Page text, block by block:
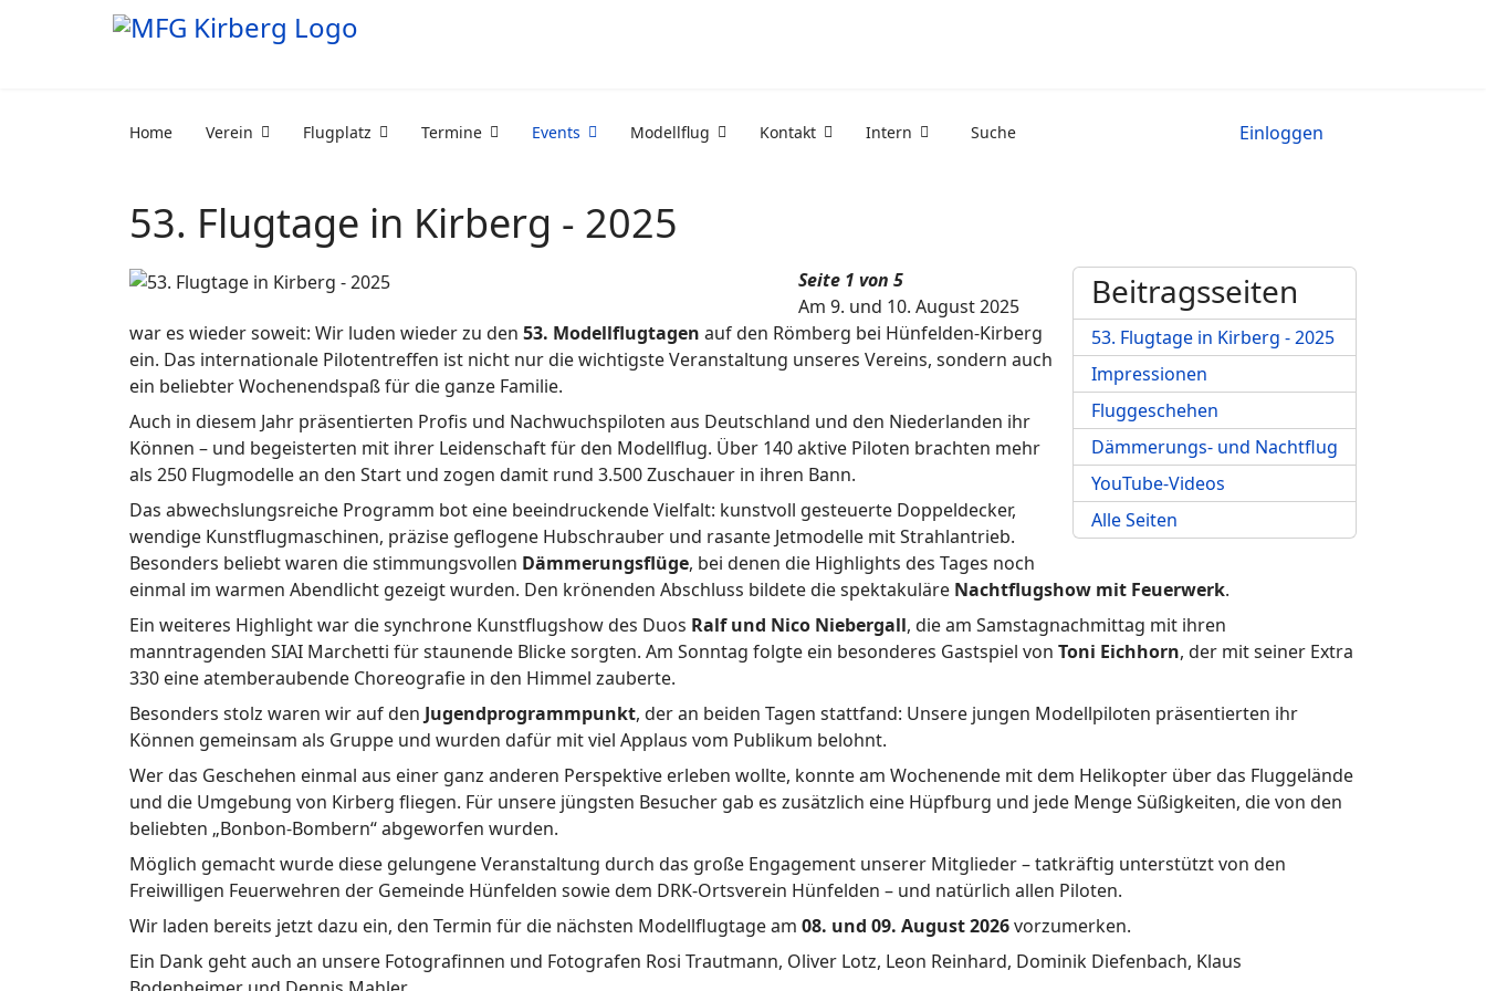
Home Verein Flugplatz Termine Events Modellflug Kontakt Intern Suche Einloggen
53. Flugtage in Kirberg - 2025
Beitragsseiten
53. Flugtage in Kirberg - 2025
Impressionen
Fluggeschehen
Dämmerungs- und Nachtflug
YouTube-Videos
Alle Seiten
Seite 1 von 5
Am 9. und 10. August 2025
war es wieder soweit: Wir luden wieder zu den 53. Modellflugtagen auf den Römberg bei Hünfelden-Kirberg
ein. Das internationale Pilotentreffen ist nicht nur die wichtigste Veranstaltung unseres Vereins, sondern auch
ein beliebter Wochenendspaß für die ganze Familie.
Auch in diesem Jahr präsentierten Profis und Nachwuchspiloten aus Deutschland und den Niederlanden ihr
Können – und begeisterten mit ihrer Leidenschaft für den Modellflug. Über 140 aktive Piloten brachten mehr
als 250 Flugmodelle an den Start und zogen damit rund 3.500 Zuschauer in ihren Bann.
Das abwechslungsreiche Programm bot eine beeindruckende Vielfalt: kunstvoll gesteuerte Doppeldecker,
wendige Kunstflugmaschinen, präzise geflogene Hubschrauber und rasante Jetmodelle mit Strahlantrieb.
Besonders beliebt waren die stimmungsvollen Dämmerungsflüge, bei denen die Highlights des Tages noch
einmal im warmen Abendlicht gezeigt wurden. Den krönenden Abschluss bildete die spektakuläre Nachtflugshow mit Feuerwerk.
Ein weiteres Highlight war die synchrone Kunstflugshow des Duos Ralf und Nico Niebergall, die am Samstagnachmittag mit ihren
manntragenden SIAI Marchetti für staunende Blicke sorgten. Am Sonntag folgte ein besonderes Gastspiel von Toni Eichhorn, der mit seiner Extra
330 eine atemberaubende Choreografie in den Himmel zauberte.
Besonders stolz waren wir auf den Jugendprogrammpunkt, der an beiden Tagen stattfand: Unsere jungen Modellpiloten präsentierten ihr
Können gemeinsam als Gruppe und wurden dafür mit viel Applaus vom Publikum belohnt.
Wer das Geschehen einmal aus einer ganz anderen Perspektive erleben wollte, konnte am Wochenende mit dem Helikopter über das Fluggelände
und die Umgebung von Kirberg fliegen. Für unsere jüngsten Besucher gab es zusätzlich eine Hüpfburg und jede Menge Süßigkeiten, die von den
beliebten „Bonbon-Bombern“ abgeworfen wurden.
Möglich gemacht wurde diese gelungene Veranstaltung durch das große Engagement unserer Mitglieder – tatkräftig unterstützt von den
Freiwilligen Feuerwehren der Gemeinde Hünfelden sowie dem DRK-Ortsverein Hünfelden – und natürlich allen Piloten.
Wir laden bereits jetzt dazu ein, den Termin für die nächsten Modellflugtage am 08. und 09. August 2026vorzumerken.
Ein Dank geht auch an unsere Fotografinnen und Fotografen Rosi Trautmann, Oliver Lotz, Leon Reinhard, Dominik Diefenbach, Klaus